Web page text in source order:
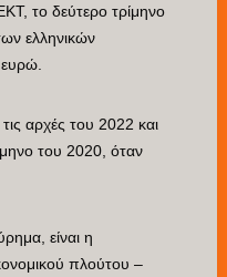
το δεύτερο τρίμηνο
ελληνικών
αρχές του 2022 και
του 2020, όταν
είναι η
πλούτου –